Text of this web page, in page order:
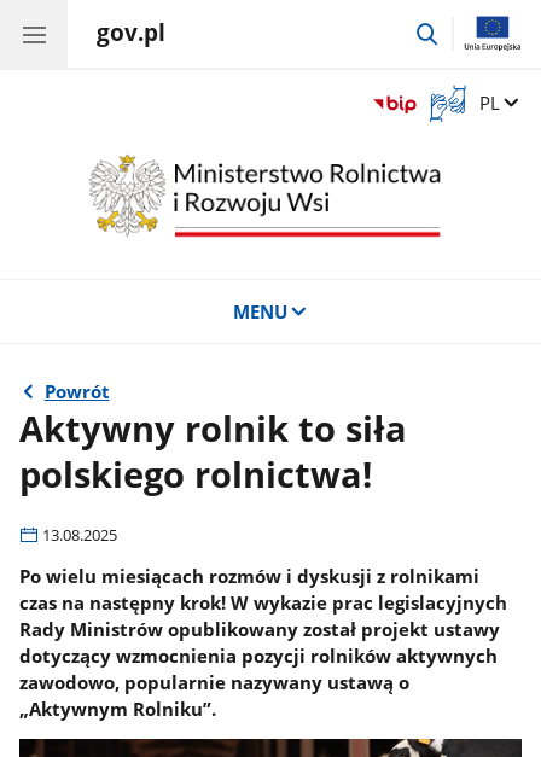
gov.pl
przejdź
Otwórz
okno
tłumaczem
migowego
Zmień
PL
MENU
Powrót
Aktywny rolnik to siła
polskiego rolnictwa!
13.08.2025
Po wielu miesiącach rozmów i dyskusji z rolnikami
czas na następny krok! W wykazie prac legislacyjnych
Rady Ministrów opublikowany został projekt ustawy
dotyczący wzmocnienia pozycji rolników aktywnych
zawodowo, popularnie nazywany ustawą o
„Aktywnym Rolniku”.